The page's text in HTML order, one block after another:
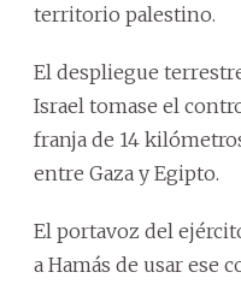
territorio palestino.
El despliegue
Israel tomase el
franja de 14
entre Gaza y Egipto.
El portavoz del
a Hamás de usar ese